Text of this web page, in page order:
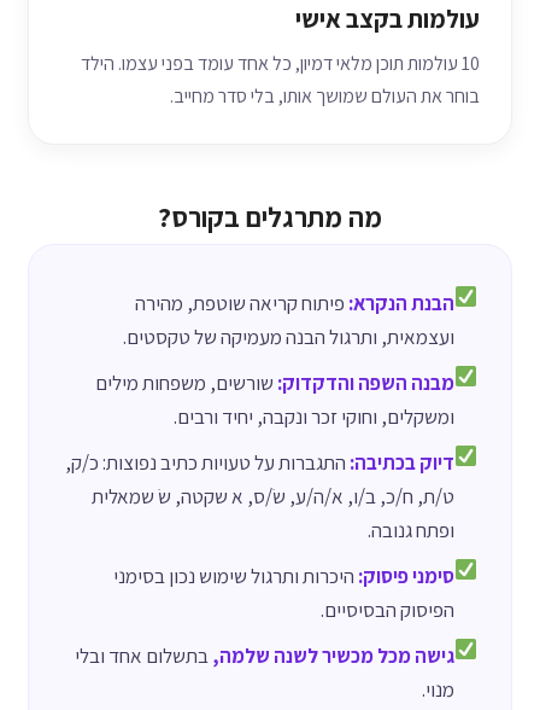
עולמות בקצב אישי
10 עולמות תוכן מלאי דמיון, כל אחד עומד בפני עצמו. הילד
בוחר את העולם שמושך אותו, בלי סדר מחייב.
מה מתרגלים בקורס?
הבנת הנקרא: פיתוח קריאה שוטפת, מהירה
ועצמאית, ותרגול הבנה מעמיקה של טקסטים.
מבנה השפה והדקדוק: שורשים, משפחות מילים
ומשקלים, וחוקי זכר ונקבה, יחיד ורבים.
דיוק בכתיבה: התגברות על טעויות כתיב נפוצות: כ/ק,
ט/ת, ח/כ, ב/ו, א/ה/ע, שׂ/ס, א שקטה, שׂ שמאלית
ופתח גנובה.
סימני פיסוק: היכרות ותרגול שימוש נכון בסימני
הפיסוק הבסיסיים.
גישה מכל מכשיר לשנה שלמה,בתשלום אחד ובלי
מנוי.